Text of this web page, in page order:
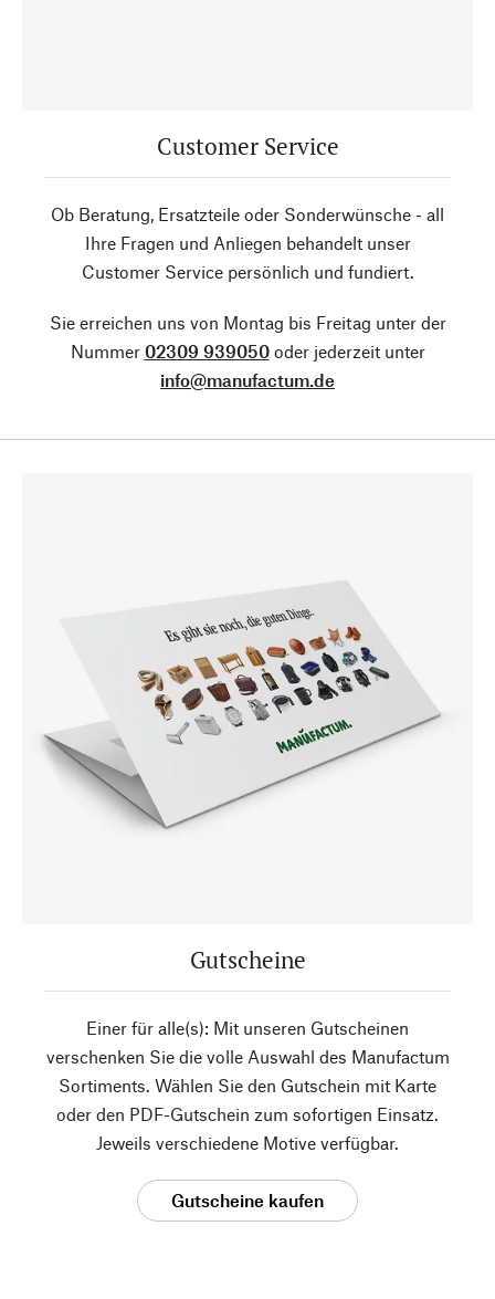
Customer Service
Ob Beratung, Ersatzteile oder Sonderwünsche - all
Ihre Fragen und Anliegen behandelt unser
Customer Service persönlich und fundiert.
Sie erreichen uns von Montag bis Freitag unter der
Nummer 02309 939050oder jederzeit unter
info@manufactum.de
Gutscheine
Einer für alle(s): Mit unseren Gutscheinen
verschenken Sie die volle Auswahl des Manufactum
Sortiments. Wählen Sie den Gutschein mit Karte
oder den PDF-Gutschein zum sofortigen Einsatz.
Jeweils verschiedene Motive verfügbar.
Gutscheine kaufen